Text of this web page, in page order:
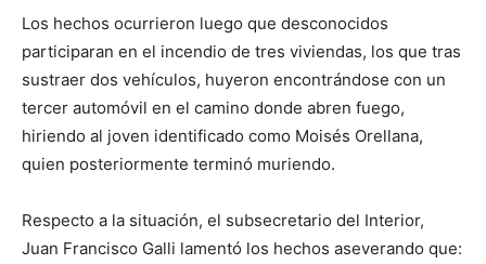
Los hechos ocurrieron luego que desconocidos
participaran en el incendio de tres viviendas, los que tras
sustraer dos vehículos, huyeron encontrándose con un
tercer automóvil en el camino donde abren fuego,
hiriendo al joven identificado como Moisés Orellana,
quien posteriormente terminó muriendo.
Respecto a la situación, el subsecretario del Interior,
Juan Francisco Galli lamentó los hechos aseverando que: